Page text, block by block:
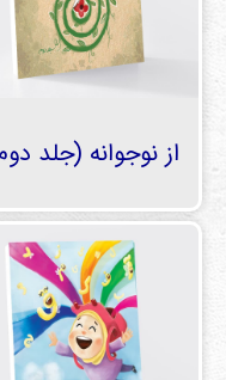
از نوجوانه (جلد دوم)